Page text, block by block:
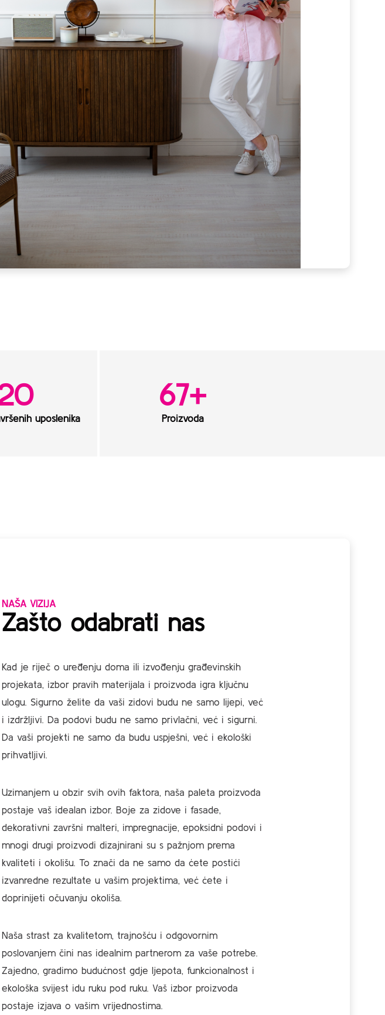
uposlenika Proizvoda
67+
NAŠA VIZIJA
Zašto odabrati nas
Kad je riječ o uređenju doma ili izvođenju građevinskih
projekata, izbor pravih materijala i proizvoda igra ključnu
ulogu. Sigurno želite da vaši zidovi budu ne samo lijepi, već
i izdržljivi. Da podovi budu ne samo privlačni, već i sigurni.
Da vaši projekti ne samo da budu uspješni, već i ekološki
prihvatljivi.
Uzimanjem u obzir svih ovih faktora, naša paleta proizvoda
postaje vaš idealan izbor. Boje za zidove i fasade,
dekorativni završni malteri, impregnacije, epoksidni podovi i
mnogi drugi proizvodi dizajnirani su s pažnjom prema
kvaliteti i okolišu. To znači da ne samo da ćete postići
izvanredne rezultate u vašim projektima, već ćete i
doprinijeti očuvanju okoliša.
Naša strast za kvalitetom, trajnošću i odgovornim
poslovanjem čini nas idealnim partnerom za vaše potrebe.
Zajedno, gradimo budućnost gdje ljepota, funkcionalnost i
ekološka svijest idu ruku pod ruku. Vaš izbor proizvoda
postaje izjava o vašim vrijednostima.